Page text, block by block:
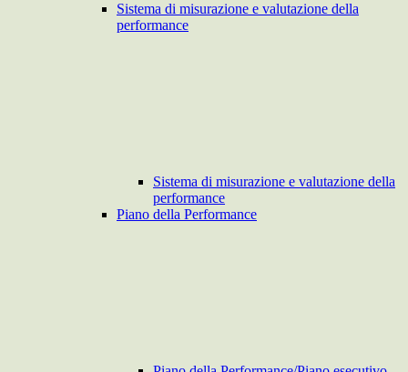
Sistema di misurazione e valutazione della
performance
Sistema di misurazione e valutazione della
performance
Piano della Performance